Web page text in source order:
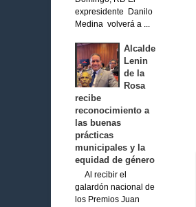
expresidente Danilo
Medina volverá a ...
Alcalde
Lenin
de la
Rosa
recibe
reconocimiento a
las buenas
prácticas
municipales y la
equidad de género
Al recibir el
galardón nacional de
los Premios Juan